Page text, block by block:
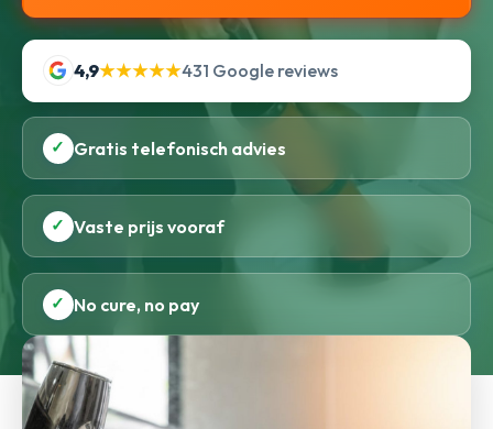
4,9★★★★★431 Google reviews
✓ Gratis telefonisch advies
✓ Vaste prijs vooraf
✓ No cure, no pay